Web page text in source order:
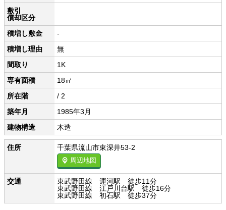
敷引
償却区分
積増し敷金
-
積増し理由
無
間取り
1K
専有面積
18㎡
所在階
/ 2
築年月
1985年3月
建物構造
木造
住所 千葉県流山市東深井53-2
周辺地図
交通
東武野田線 運河駅 徒歩11分
東武野田線 江戸川台駅 徒歩16分
東武野田線 初石駅 徒歩37分